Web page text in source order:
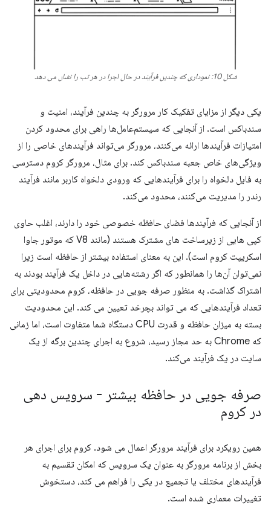
شکل 10: نموداری که چندین فرآیند در حال اجرا در هر تب را نشان می دهد
یکی دیگر از مزایای تفکیک کار مرورگر به چندین فرآیند، امنیت و
سندباکس است. از آنجایی که سیستم‌عامل‌ها راهی برای محدود کردن
امتیازات فرآیندها ارائه می‌کنند، مرورگر می‌تواند فرآیندهای خاصی را از
ویژگی‌های خاص جعبه سندباکس کند. برای مثال، مرورگر کروم دسترسی
به فایل دلخواه را برای فرآیندهایی که ورودی دلخواه کاربر مانند فرآیند
رندر را مدیریت می‌کنند، محدود می‌کند.
از آنجایی که فرآیندها فضای حافظه خصوصی خود را دارند، اغلب حاوی
کپی هایی از زیرساخت های مشترک هستند (مانند V8 که موتور جاوا
اسکریپت کروم است). این به معنای استفاده بیشتر از حافظه است زیرا
نمی‌توان آن‌ها را همانطور که اگر رشته‌هایی در داخل یک فرآیند بودند به
اشتراک گذاشت. به منظور صرفه جویی در حافظه، کروم محدودیتی برای
تعداد فرآیندهایی که می تواند بچرخد تعیین می کند. این محدودیت
بسته به میزان حافظه و قدرت CPU دستگاه شما متفاوت است، اما زمانی
که Chrome به حد مجاز رسید، شروع به اجرای چندین برگه از یک
سایت در یک فرآیند می‌کند.
صرفه جویی در حافظه بیشتر - سرویس دهی
در کروم
همین رویکرد برای فرآیند مرورگر اعمال می شود. کروم برای اجرای هر
بخش از برنامه مرورگر به عنوان یک سرویس که امکان تقسیم به
فرآیندهای مختلف یا تجمیع در یکی را فراهم می کند، دستخوش
تغییرات معماری شده است.